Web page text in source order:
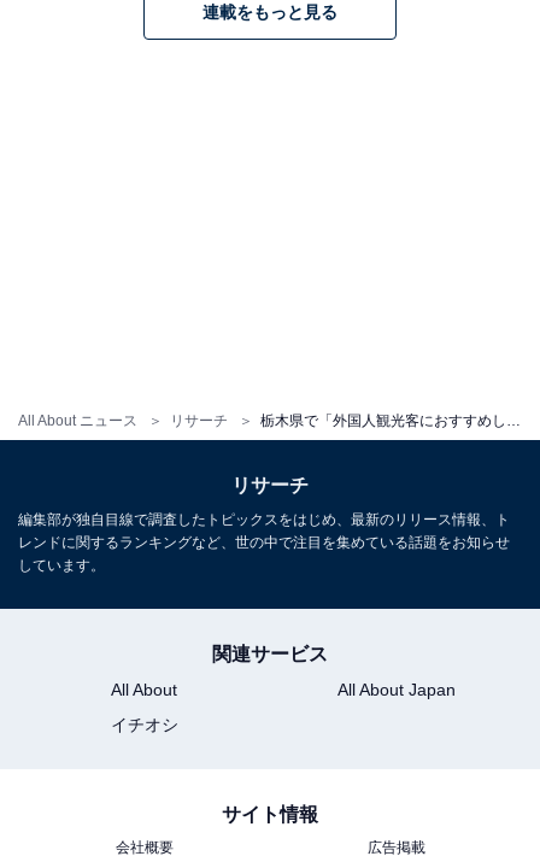
All About ニュース リサーチ
連載をもっと見る
リサーチ
編集部が独自目線で調査したトピックスをはじめ、最新のリリース情報、ト
レンドに関するランキングなど、世の中で注目を集めている話題をお知らせ
しています。
関連サービス
All About
All About Japan
イチオシ
サイト情報
会社概要 広告掲載